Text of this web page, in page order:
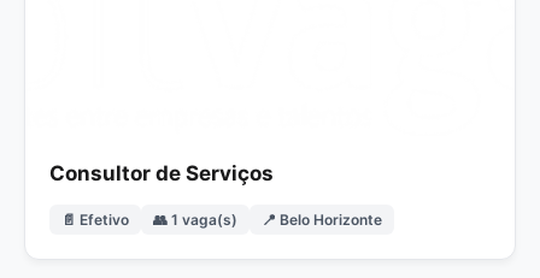
Consultor de Serviços
📄 Efetivo 👥 1 vaga(s) 📍 Belo Horizonte